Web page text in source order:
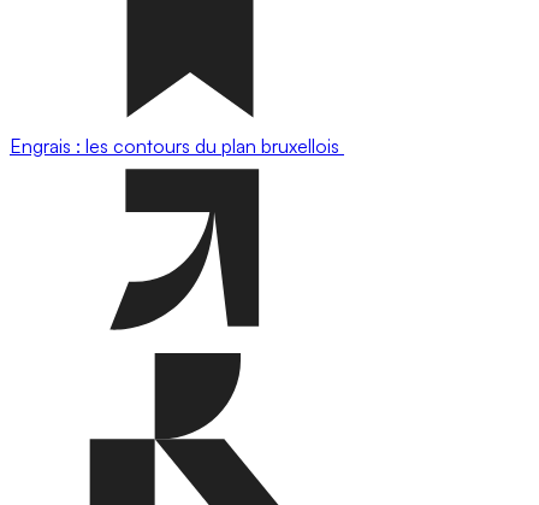
Engrais : les contours du plan bruxellois